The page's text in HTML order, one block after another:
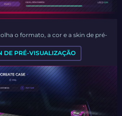
o formato, a cor e a skin de pré-
DE PRÉ-VISUALIZAÇÃO